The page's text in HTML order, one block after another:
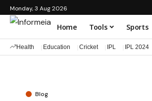
Monday, 3 Aug 2026
Home Tools Sports
Health Education Cricket IPL IPL 2024
Blog